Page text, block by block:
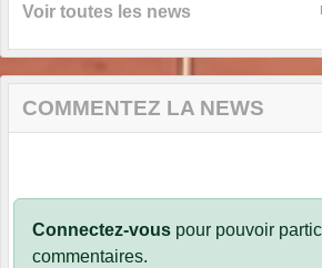
Voir toutes les news
COMMENTEZ LA NEWS
Connectez-vous pour pouvoir
commentaires.